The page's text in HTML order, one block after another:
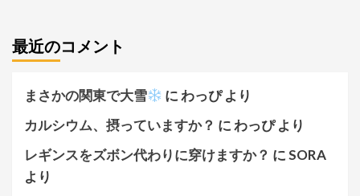
最近のコメント
まさかの関東で大雪 に わっぴより
カルシウム、摂っていますか？ に わっぴより
レギンスをズボン代わりに穿けますか？ にSORA
より